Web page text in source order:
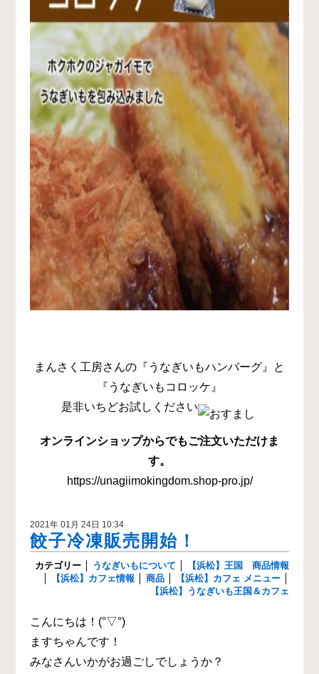
まんさく工房さんの『うなぎいもハンバーグ』と
『うなぎいもコロッケ』
是非いちどお試しください
オンラインショップからでもご注文いただけま
す。
https://unagiimokingdom.shop-pro.jp/
2021年 01月 24日 10:34
餃子冷凍販売開始！
カテゴリー うなぎいもについて
【浜松】王国 商品情報
【浜松】カフェ情報 商品 【浜松】カフェ メニュー
【浜松】うなぎいも王国＆カフェ
こんにちは！(°▽°)
ますちゃんです！
みなさんいかがお過ごしでしょうか？